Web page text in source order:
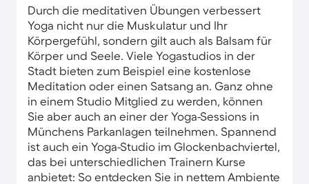
Durch die meditativen Übungen verbessert
Yoga nicht nur die Muskulatur und Ihr
Körpergefühl, sondern gilt auch als Balsam für
Körper und Seele. Viele Yogastudios in der
Stadt bieten zum Beispiel eine kostenlose
Meditation oder einen Satsang an. Ganz ohne
in einem Studio Mitglied zu werden, können
Sie aber auch an einer der Yoga-Sessions in
Münchens Parkanlagen teilnehmen. Spannend
ist auch ein Yoga-Studio im Glockenbachviertel,
das bei unterschiedlichen Trainern Kurse
anbietet: So entdecken Sie in nettem Ambiente